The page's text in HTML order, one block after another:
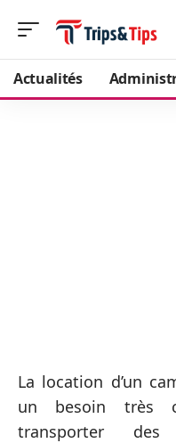
Actualités
La location d’un
un besoin très
transporter des